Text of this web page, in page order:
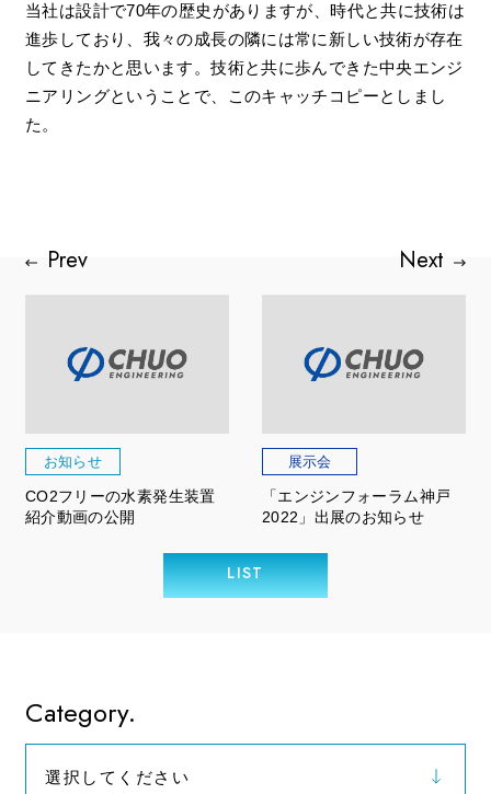
当社は設計で70年の歴史がありますが、時代と共に技術は
進歩しており、我々の成長の隣には常に新しい技術が存在
してきたかと思います。技術と共に歩んできた中央エンジ
ニアリングということで、このキャッチコピーとしまし
た。
お知らせ
CO2フリーの水素発生装置
紹介動画の公開
展示会
「エンジンフォーラム神戸
2022」出展のお知らせ
LIST
Category.
選択してください